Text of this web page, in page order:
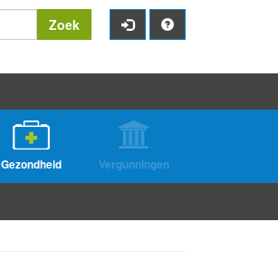
Zoek
Gezondheid Vergunningen